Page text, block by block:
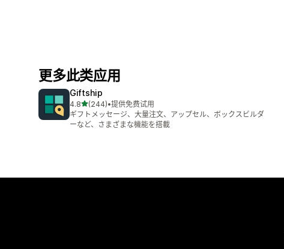
更多此类应用
Giftship
4.8星（满分 5 星）
(244)
总共 244 条评论
•提供免费试用
ギフトメッセージ、大量注文、アップセル、ボックスビルダ
ーなど、さまざまな機能を搭載